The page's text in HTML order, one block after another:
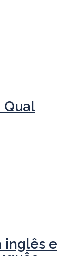
Qual
inglês e